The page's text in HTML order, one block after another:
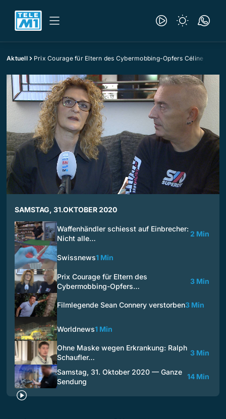
Aktuell Prix Courage für Eltern des Cybermobbing-Opfers Céline
SAMSTAG, 31.OKTOBER 2020
Waffenhändler schiesst auf Einbrecher:
Nicht alle…
2 Min
Swissnews1 Min
Prix Courage für Eltern des
Cybermobbing-Opfers…
3 Min
Filmlegende Sean Connery verstorben3 Min
Worldnews1 Min
Ohne Maske wegen Erkrankung: Ralph
Schaufler…
3 Min
Samstag, 31. Oktober 2020 — Ganze
Sendung
14 Min